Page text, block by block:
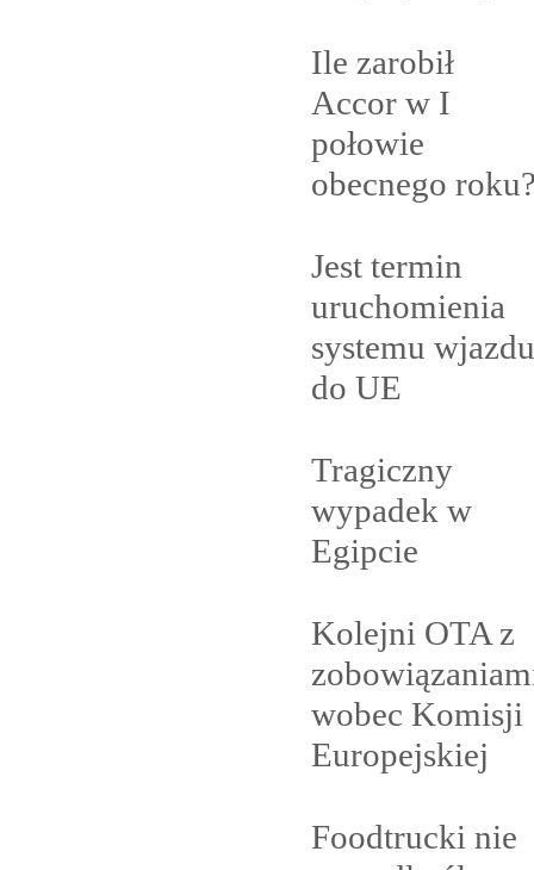
Ile zarobił
Accor w I
połowie
obecnego
Jest termin
uruchomienia
systemu wjazdu
do UE
Tragiczny
wypadek w
Egipcie
Kolejni OTA z
wobec Komisji
Europejskiej
Foodtrucki nie